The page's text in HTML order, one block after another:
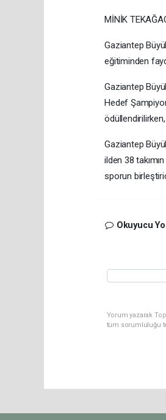
MİNİK
Gaziantep
eğitiminden
Gaziantep
Hedef
Gaziantep
ilden 38
sporun
Okuyucu
Yorum yazarak
tüm sorumluluğu